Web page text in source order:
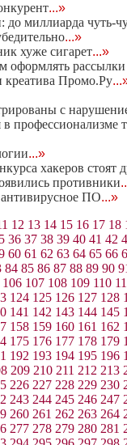
...»
миллиарда чуть-
...»
хуже сигарет...»
оформлять
креатива Промо.Ру
с
профессионализме
...»
хакеров стоят
противники
антивирусное ПО...»
12 13 14 15 16 17 18
36 37 38 39 40 41 42
60 61 62 63 64 65 66
84 85 86 87 88 89 90
106 107 108 109 110
124 125 126 127 128
141 142 143 144 145
158 159 160 161 162
175 176 177 178 179
192 193 194 195 196
209 210 211 212 213
226 227 228 229 230
243 244 245 246 247
260 261 262 263 264
277 278 279 280 281